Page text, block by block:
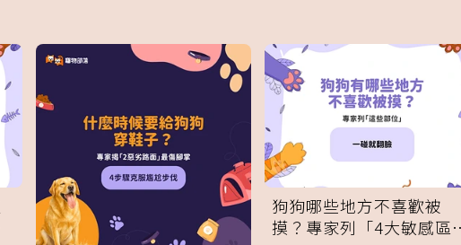
狗狗哪些地方不喜歡被
摸？專家列「4大敏感區